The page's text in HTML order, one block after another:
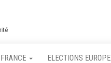
ELECTIONS EUROPE